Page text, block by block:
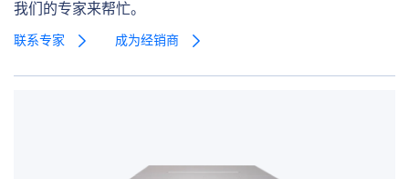
我们的专家来帮忙。
联系专家 成为经销商